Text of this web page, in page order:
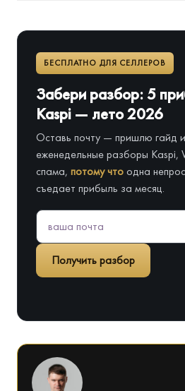
БЕСПЛАТНО ДЛЯ СЕЛЛЕРОВ
Забери разбор: 5
Kaspi — лето 2026
Оставь почту — пришлю гайд
еженедельные разборы Kaspi,
спама, потому чтоодна
съедает прибыль за месяц.
Получить разбор